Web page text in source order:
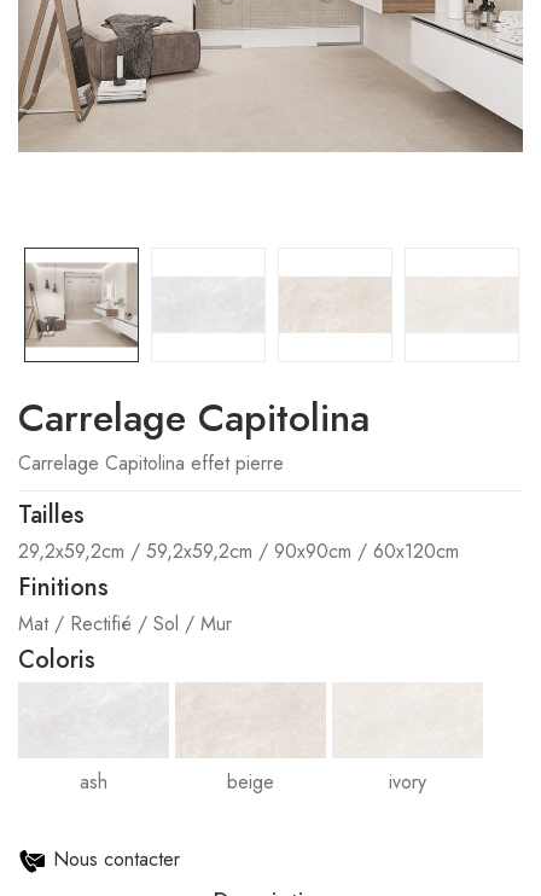
Carrelage Capitolina
Carrelage Capitolina effet pierre
Tailles
29,2x59,2cm / 59,2x59,2cm / 90x90cm / 60x120cm
Finitions
Mat / Rectifié / Sol / Mur
Coloris
ash beige ivory
Nous contacter